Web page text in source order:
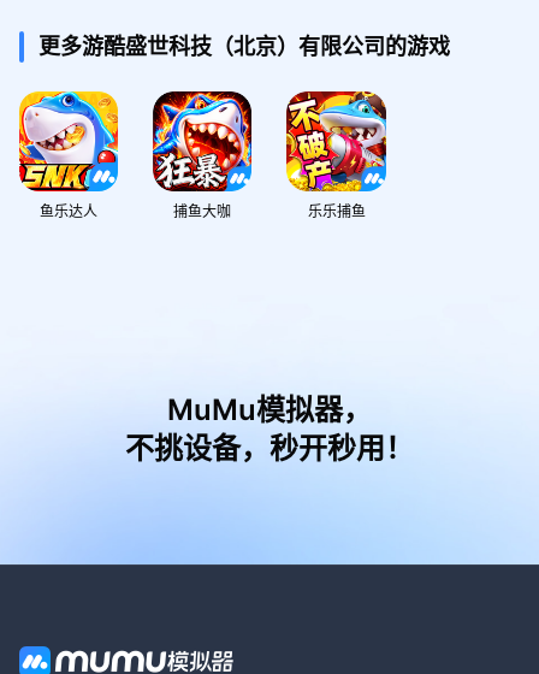
更多游酷盛世科技（北京）有限公司的游戏
鱼乐达人 捕鱼大咖 乐乐捕鱼
MuMu模拟器，
不挑设备，秒开秒用！